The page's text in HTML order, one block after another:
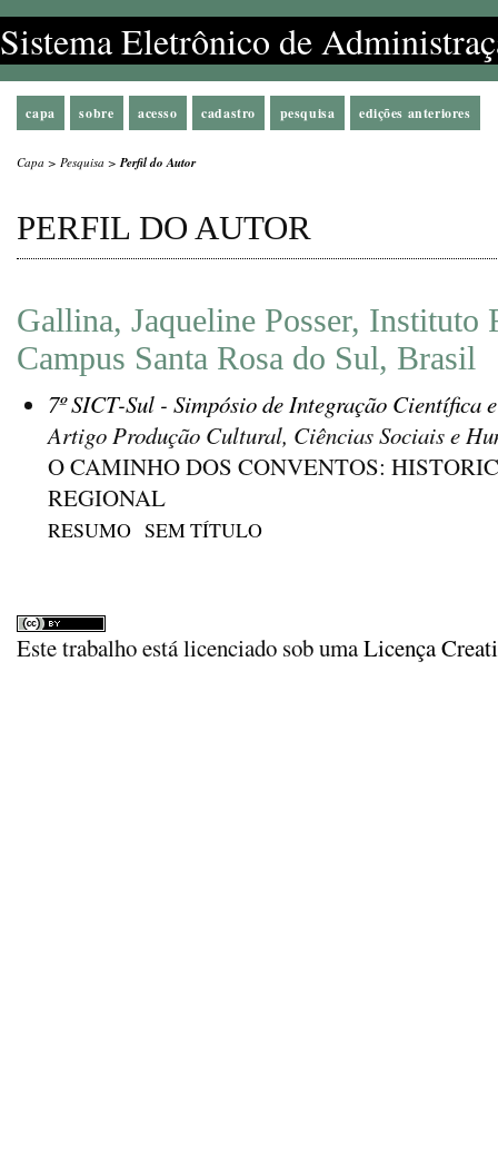
Sistema Eletrônico de
capa sobre acesso cadastro pesquisa edições anteriores
Capa > Pesquisa >Perfil do Autor
PERFIL DO AUTOR
Gallina, Jaqueline Posser, Instituto
Campus Santa Rosa do Sul, Brasil
7º SICT-Sul - Simpósio de Integração Científica
Artigo Produção Cultural, Ciências Sociais e
O CAMINHO DOS CONVENTOS:
REGIONAL
RESUMO SEM TÍTULO
Este trabalho está licenciado sob umaLicença